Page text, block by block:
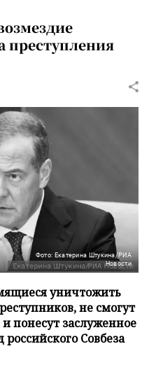
преступления
Фото: Екатерина Штукина/РИА
Новости
уничтожить
не смогут
понесут заслуженное
Совбеза